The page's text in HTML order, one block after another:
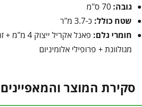
גובה:
שטח כולל: כ-3.7 מ"ר
חומרי גלם:
פאנל אקריל
מגולוונת + פרופילי אלומיניום
סקירת המוצר